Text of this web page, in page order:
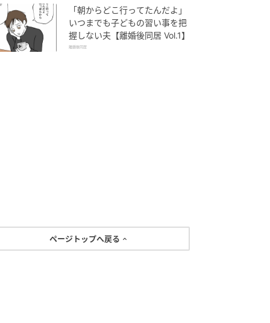
「朝からどこ行ってたんだよ」
いつまでも子どもの習い事を把
握しない夫【離婚後同居 Vol.1】
離婚後同居
ページトップへ戻る